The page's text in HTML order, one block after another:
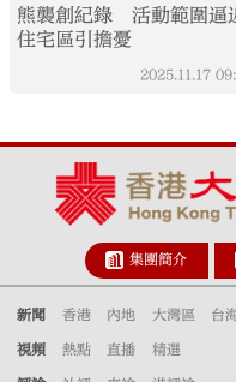
熊襲創紀錄 活動範圍逼
住宅區引擔憂
2025.11.17
集團簡介
新聞 香港 內地 大灣區 台
視頻 熱點 直播 精選